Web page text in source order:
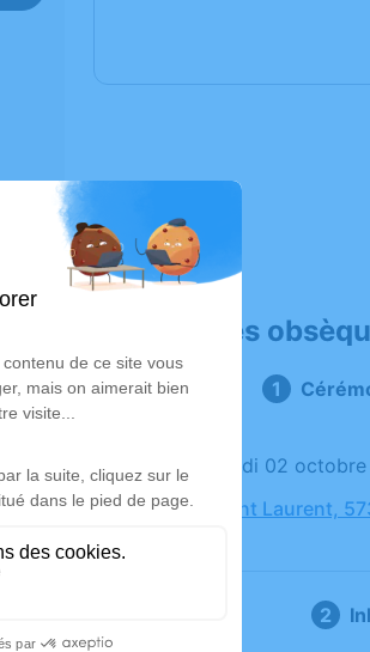
Déroulé des
Le mercredi 02
Église Saint Laurent,